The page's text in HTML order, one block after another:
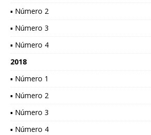
▪ Número 2
▪ Número 3
▪ Número 4
2018
▪ Número 1
▪ Número 2
▪ Número 3
▪ Número 4